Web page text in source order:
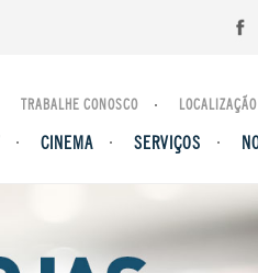
TRABALHE CONOSCO LOCALIZAÇÃO
CINEMA SERVIÇOS